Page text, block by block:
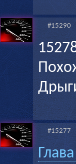
#15290
#15277